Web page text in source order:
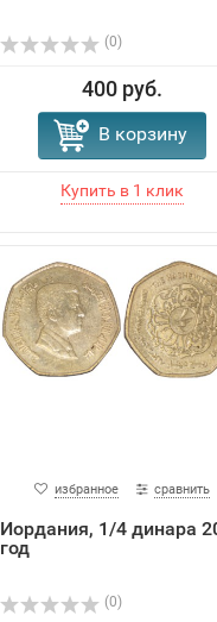
(0)
400 руб.
В корзину
избранное сравнить
Иордания, 1/4 динара
год
(0)